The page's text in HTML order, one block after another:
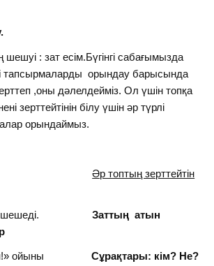
: зат есім.Бүгінгі сабағымызда
тапсырмаларды орындау барысында
,оны дәлелдейміз. Ол үшін топқа
зерттейтінін білу үшін әр түрлі
орындаймыз.
Әр топтың зерттейтін
шешеді.Заттың атын
тап!» ойыныСұрақтары: кім? Не?